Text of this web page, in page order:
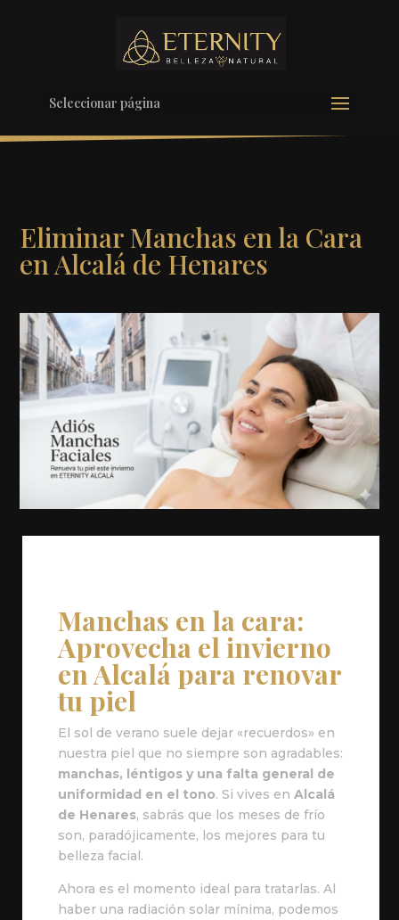
Seleccionar página
Eliminar Manchas en la Cara
en Alcalá de Henares
Manchas en la cara:
Aprovecha el invierno
en Alcalá para renovar
tu piel
El sol de verano suele dejar «recuerdos» en
nuestra piel que no siempre son agradables:
manchas, léntigos y una falta general de
uniformidad en el tono. Si vives enAlcalá
de Henares, sabrás que los meses de frío
son, paradójicamente, los mejores para tu
belleza facial.
Ahora es el momento ideal para tratarlas. Al
haber una radiación solar mínima, podemos